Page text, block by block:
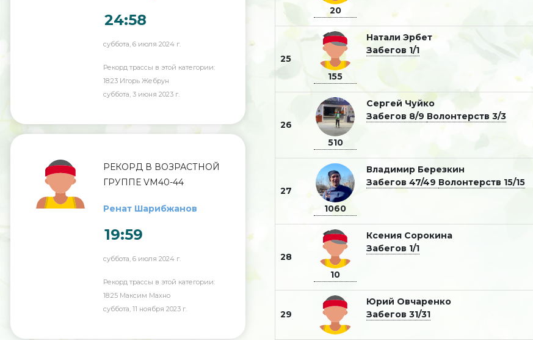
24:58
суббота, 6 июля 2024 г.
Рекорд трассы в этой категории:
18:23 Игорь Жебрун
суббота, 3 июня 2023 г.
РЕКОРД В ВОЗРАСТНОЙ
ГРУППЕ VM40-44
Ренат Шарибжанов
19:59
суббота, 6 июля 2024 г.
Рекорд трассы в этой категории:
18:25 Максим Махно
суббота, 11 ноября 2023 г.
20
25
155
Натали Эрбет
Забегов 1/1
26
510
Сергей Чуйко
Забегов 8/9 Волонтерств 3/3
27
1060
Владимир Березкин
Забегов 47/49 Волонтерств 15/15
28
10
Ксения Сорокина
Забегов 1/1
29
Юрий Овчаренко
Забегов 31/31